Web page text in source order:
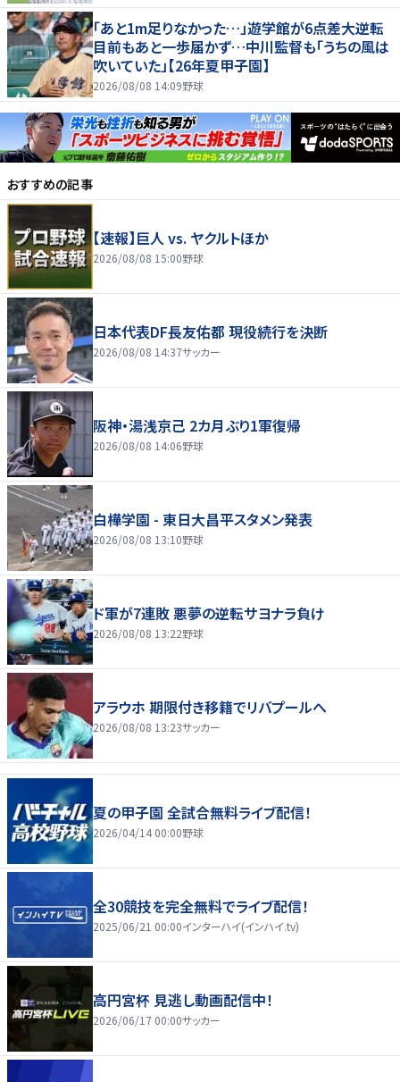
「あと1m足りなかった…」遊学館が6点差大逆転
目前もあと一歩届かず…中川監督も「うちの風は
吹いていた」【26年夏甲子園】
2026/08/08 14:09野球
おすすめの記事
【速報】巨人 vs. ヤクルトほか
2026/08/08 15:00野球
日本代表DF長友佑都 現役続行を決断
2026/08/08 14:37サッカー
阪神・湯浅京己 2カ月ぶり1軍復帰
2026/08/08 14:06野球
白樺学園 - 東日大昌平スタメン発表
2026/08/08 13:10野球
ド軍が7連敗 悪夢の逆転サヨナラ負け
2026/08/08 13:22野球
アラウホ 期限付き移籍でリバプールへ
2026/08/08 13:23サッカー
夏の甲子園 全試合無料ライブ配信！
2026/04/14 00:00野球
全30競技を完全無料でライブ配信！
2025/06/21 00:00インターハイ(インハイ.tv)
高円宮杯 見逃し動画配信中！
2026/06/17 00:00サッカー